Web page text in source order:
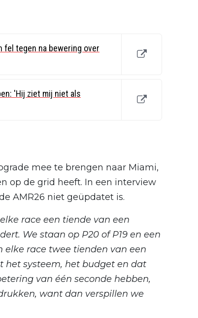
fel tegen na bewering over
'Hij ziet mij niet als
mee te brengen naar Miami,
op de grid heeft. In een interview
AMR26 niet geüpdatet is.
race een tiende van een
We staan ​​op P20 of P19 en een
elke race twee tienden van een
het systeem, het budget en dat
van één seconde hebben,
want dan verspillen we